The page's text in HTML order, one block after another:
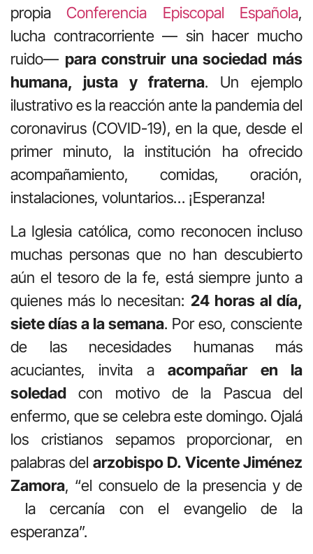
propia Conferencia Episcopal Española,
lucha contracorriente — sin hacer mucho
ruido— para construir una sociedad más
humana, justa y fraterna. Un ejemplo
ilustrativo es la reacción ante la pandemia del
coronavirus (COVID-19), en la que, desde el
primer minuto, la institución ha ofrecido
acompañamiento, comidas, oración,
instalaciones, voluntarios… ¡Esperanza!
La Iglesia católica, como reconocen incluso
muchas personas que no han descubierto
aún el tesoro de la fe, está siempre junto a
quienes más lo necesitan: 24 horas al día,
siete días a la semana. Por eso, consciente
de las necesidades humanas más
acuciantes, invita aacompañar en la
soledad con motivo de la Pascua del
enfermo, que se celebra este domingo. Ojalá
los cristianos sepamos proporcionar, en
palabras del arzobispo D. Vicente Jiménez
Zamora, “el consuelo de la presencia y de
la cercanía con el evangelio de la
esperanza”.